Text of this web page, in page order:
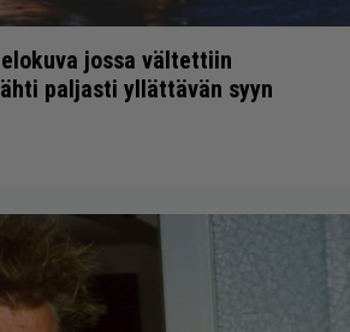
jossa vältettiin
paljasti yllättävän syyn